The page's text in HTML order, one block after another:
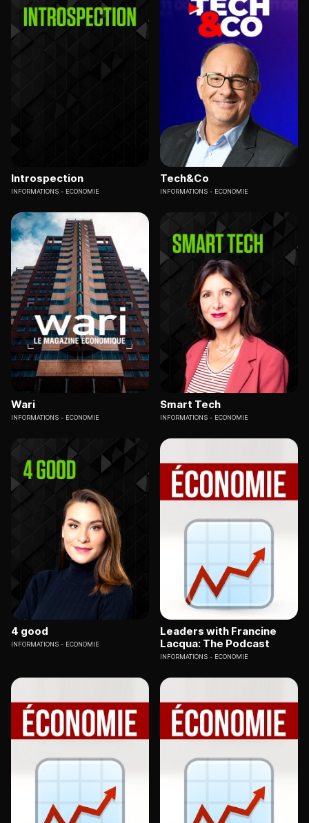
Introspection
INFORMATIONS ECONOMIE
Tech&Co
INFORMATIONS ECONOMIE
Wari
INFORMATIONS ECONOMIE
Smart Tech
INFORMATIONS ECONOMIE
4 good
INFORMATIONS ECONOMIE
Leaders with Francine
Lacqua: The Podcast
INFORMATIONS ECONOMIE